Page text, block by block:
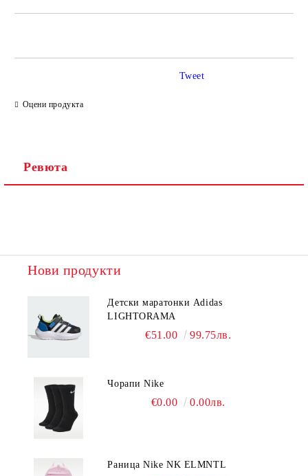
Оцени продукта
Tweet
Ревюта
Нови продукти
Детски маратонки Adidas
LIGHTORAMA
€51.00 99.75лв.
Чорапи Nike
€0.00 0.00лв.
Раница Nike NK ELMNTL